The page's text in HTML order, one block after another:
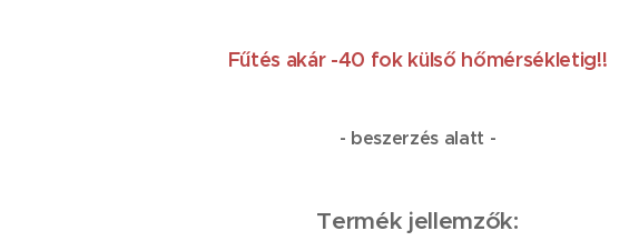
Fűtés akár -40 fok külső hőmérsékletig!!
- beszerzés alatt -
Termék jellemzők: